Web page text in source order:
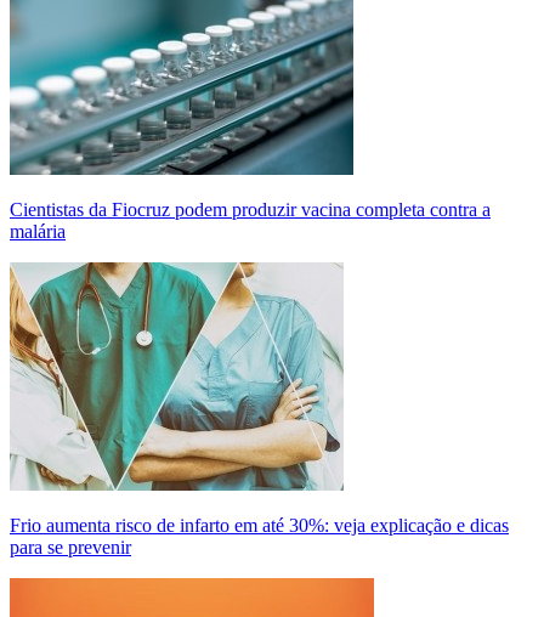
Cientistas da Fiocruz podem produzir vacina completa contra a
malária
Frio aumenta risco de infarto em até 30%: veja explicação e dicas
para se prevenir